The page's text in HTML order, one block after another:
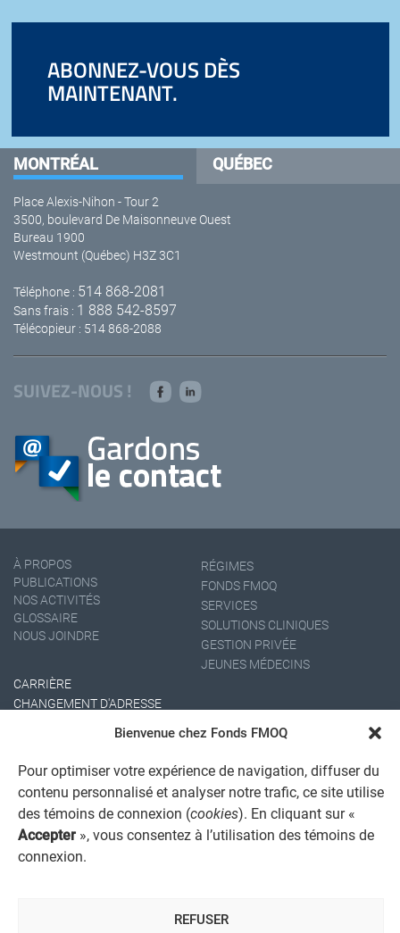
Bienvenue chez Fonds FMOQ
Pour optimiser votre expérience de navigation, diffuser du
contenu personnalisé et analyser notre trafic, ce site utilise
des témoins de connexion (cookies). En cliquant sur «
Accepter », vous consentez à l’utilisation des témoins de
connexion.
REFUSER
ABONNEZ-VOUS DÈS
MAINTENANT.
MONTRÉAL QUÉBEC
Place Alexis-Nihon - Tour 2
3500, boulevard De Maisonneuve Ouest
Bureau 1900
Westmount (Québec) H3Z 3C1
Téléphone : 514 868-2081
Sans frais : 1 888 542-8597
Télécopieur : 514 868-2088
SUIVEZ-NOUS !
À PROPOS
PUBLICATIONS
NOS ACTIVITÉS
GLOSSAIRE
NOUS JOINDRE
RÉGIMES
FONDS FMOQ
SERVICES
SOLUTIONS CLINIQUES
GESTION PRIVÉE
JEUNES MÉDECINS
CARRIÈRE
CHANGEMENT D'ADRESSE
AVIS JURIDIQUE GÉNÉRAL
POLITIQUE DE TRAITEMENT DES PLAINTES